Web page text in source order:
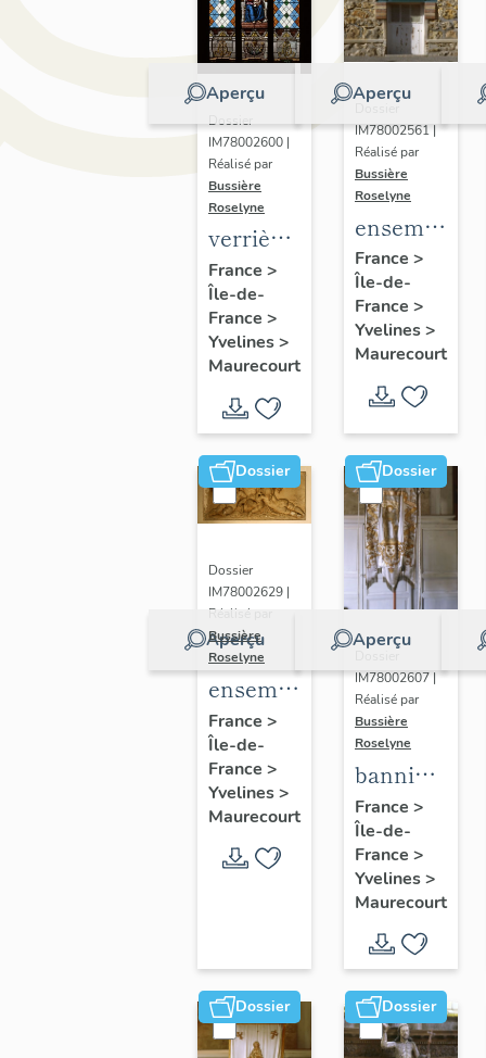
Aperçu
Dossier
IM78002600 |
Réalisé par
Bussière
Roselyne
verrières
(7)
France >
Île-de-
France >
Yvelines>
Maurecourt
Aperçu
IM78002561 |
Réalisé par
Bussière
Roselyne
ensemble
de 2
plaques
des
instituteurs
de Seine
et Oise
France >
Île-de-
France >
Yvelines>
Maurecourt
Dossier
Aperçu
Dossier
IM78002629 |
Réalisé par
Bussière
Roselyne
ensemble
de 2
reliefs
France >
Île-de-
France >
Yvelines>
Maurecourt
Dossier
Aperçu
IM78002607 |
Réalisé par
Bussière
Roselyne
bannière
de
procession
: Jeanne
d'Arc
France >
Île-de-
France >
Yvelines>
Maurecourt
Dossier Dossier